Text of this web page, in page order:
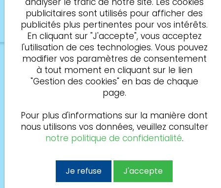
1
Impact
2
Assurance
3
Rdv
4
Infos
5
Sur quelle vitre porte
l’intervention souhaitée ?
Si vous avez plusieurs sinitres à déclarer merci de
l’indiquer dans la case informations commentaires de la
publicitaires sont utilisés pour afficher des
publicités plus pertinentes pour vos intérêts.
En cliquant sur "J'accepte", vous acceptez
l'utilisation de ces technologies. Vous pouvez
modifier vos paramètres de consentement
à tout moment en cliquant sur le lien
"Gestion des cookies" en bas de chaque
page.
Pour plus d'informations sur la manière dont
nous utilisons vos données, veuillez consulter
notre politique de confidentialité.
Je refuse J'accepte